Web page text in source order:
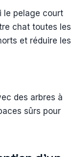
le pelage court
chat toutes les
et réduire les
des arbres à
sûrs pour